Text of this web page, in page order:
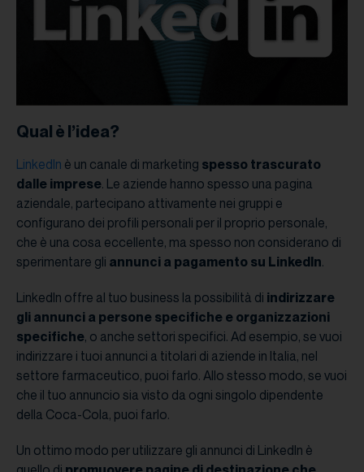
Qual è l’idea?
LinkedIn è un canale di marketing spesso trascurato
dalle imprese. Le aziende hanno spesso una pagina
aziendale, partecipano attivamente nei gruppi e
configurano dei profili personali per il proprio personale,
che è una cosa eccellente, ma spesso non considerano di
sperimentare gli annunci a pagamento su LinkedIn.
LinkedIn offre al tuo business la possibilità di indirizzare
gli annunci a persone specifiche e organizzazioni
specifiche, o anche settori specifici. Ad esempio, se vuoi
indirizzare i tuoi annunci a titolari di aziende in Italia, nel
settore farmaceutico, puoi farlo. Allo stesso modo, se vuoi
che il tuo annuncio sia visto da ogni singolo dipendente
della Coca-Cola, puoi farlo.
Un ottimo modo per utilizzare gli annunci di LinkedIn è